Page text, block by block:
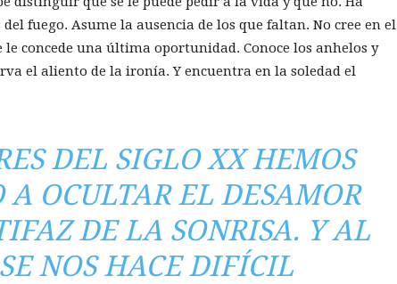
fuego. Asume la ausencia de los que faltan. No cree en el
concede una última oportunidad. Conoce los anhelos y
el aliento de la ironía. Y encuentra en la soledad el
DEL SIGLO XX HEMOS
OCULTAR EL DESAMOR
DE LA SONRISA. Y AL
NOS HACE DIFÍCIL